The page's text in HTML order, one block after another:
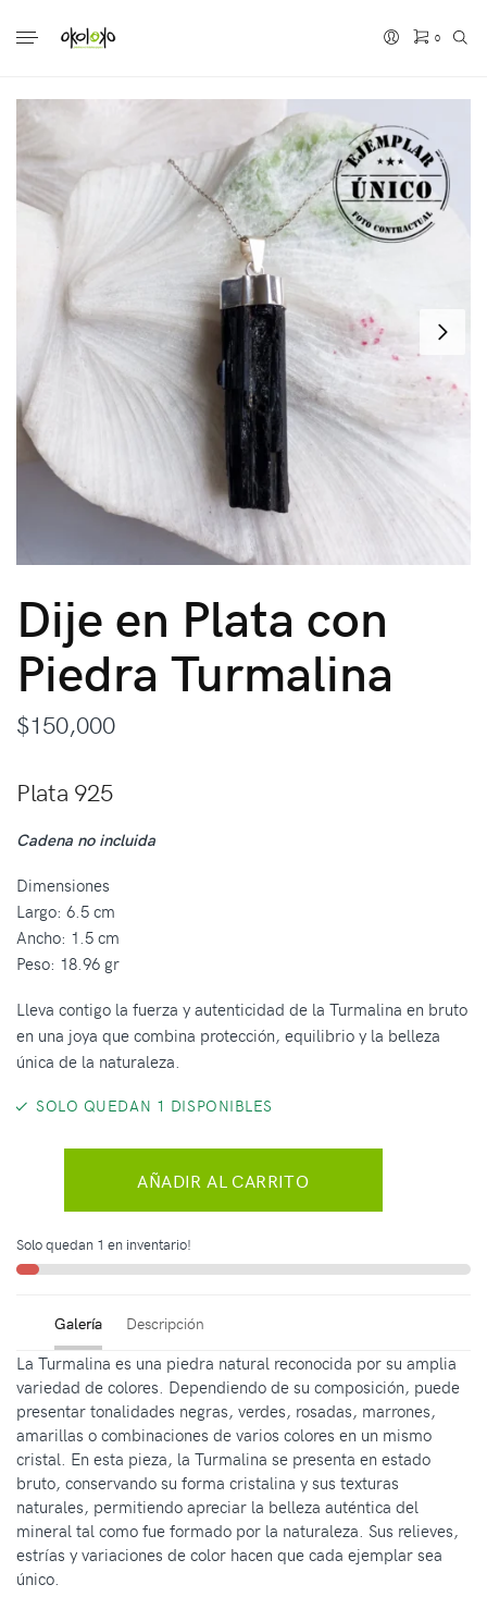
0
Dije en Plata con
Piedra Turmalina
$150,000
Plata 925
Cadena no incluida
Dimensiones
Largo: 6.5 cm
Ancho: 1.5 cm
Peso: 18.96 gr
Lleva contigo la fuerza y autenticidad de la Turmalina en bruto
en una joya que combina protección, equilibrio y la belleza
única de la naturaleza.
SOLO QUEDAN 1 DISPONIBLES
AÑADIR AL CARRITO
Solo quedan 1 en inventario!
Galería Descripción
La Turmalina es una piedra natural reconocida por su amplia
variedad de colores. Dependiendo de su composición, puede
presentar tonalidades negras, verdes, rosadas, marrones,
amarillas o combinaciones de varios colores en un mismo
cristal. En esta pieza, la Turmalina se presenta en estado
bruto, conservando su forma cristalina y sus texturas
naturales, permitiendo apreciar la belleza auténtica del
mineral tal como fue formado por la naturaleza. Sus relieves,
estrías y variaciones de color hacen que cada ejemplar sea
único.